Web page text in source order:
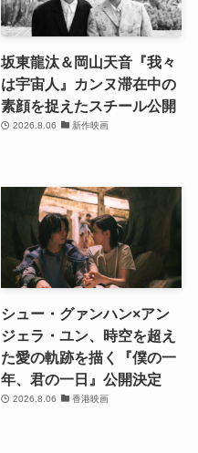
坂東龍汰＆岡山天音『我々
は宇宙人』カンヌ滞在中の
素顔を捉えたスチール公開
2026.8.06 新作映画
シュー・グァンハン×アン
ジェラ・ユン、時空を超え
た愛の軌跡を描く『僕の一
年、君の一日』公開決定
2026.8.06 香港映画